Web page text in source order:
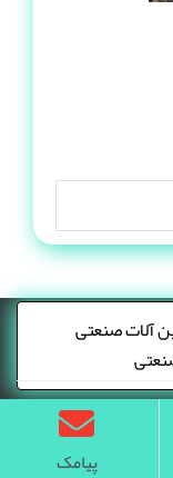
پیامک
آلات صنعتی